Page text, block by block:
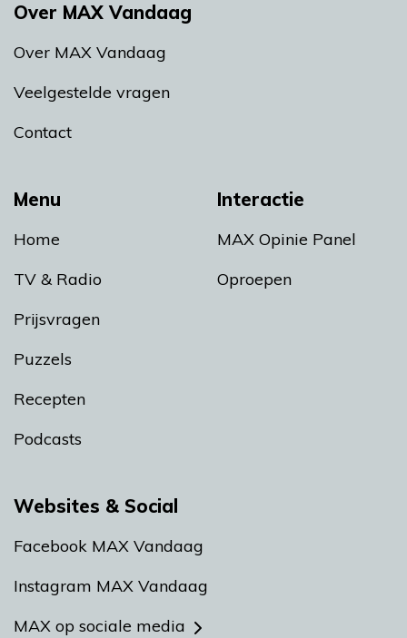
Menu
Home
TV & Radio
Prijsvragen
Puzzels
Recepten
Podcasts
Interactie
MAX Opinie Panel
Oproepen
Over MAX Vandaag
Over MAX Vandaag
Veelgestelde vragen
Contact
Websites & Social
Facebook MAX Vandaag
Instagram MAX Vandaag
MAX op sociale media